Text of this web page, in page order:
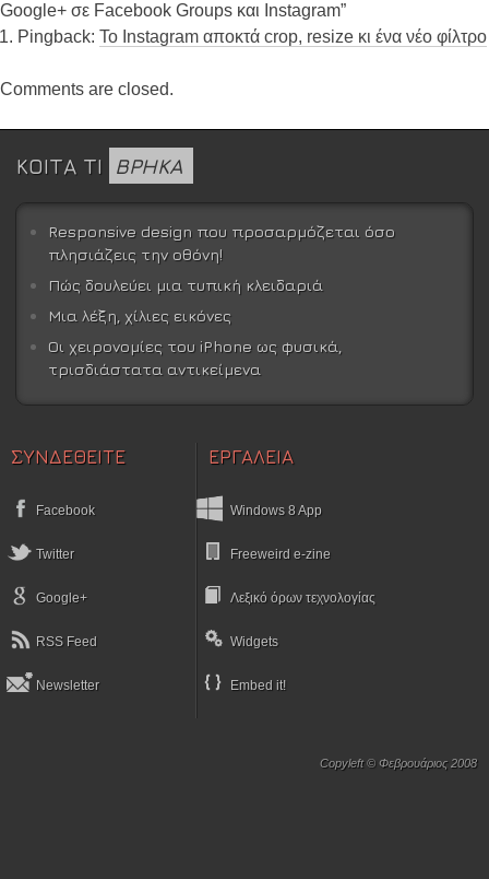
Google+ σε Facebook Groups και Instagram”
Pingback: Το Instagram αποκτά crop, resize κι ένα νέο φίλτρο
Comments are closed.
ΚΟΙΤΑ ΤΙ ΒΡΗΚΑ
Responsive design που προσαρμόζεται όσο
πλησιάζεις την οθόνη!
Πώς δουλεύει μια τυπική κλειδαριά
Μια λέξη, χίλιες εικόνες
Οι χειρονομίες του iPhone ως φυσικά,
τρισδιάστατα αντικείμενα
ΣΥΝΔΕΘΕΙΤΕ
Facebook
Twitter
Google+
RSS Feed
Newsletter
ΕΡΓΑΛΕΙΑ
Windows 8 App
Freeweird e-zine
Λεξικό όρων τεχνολογίας
Widgets
Embed it!
Copyleft © Φεβρουάριος 2008